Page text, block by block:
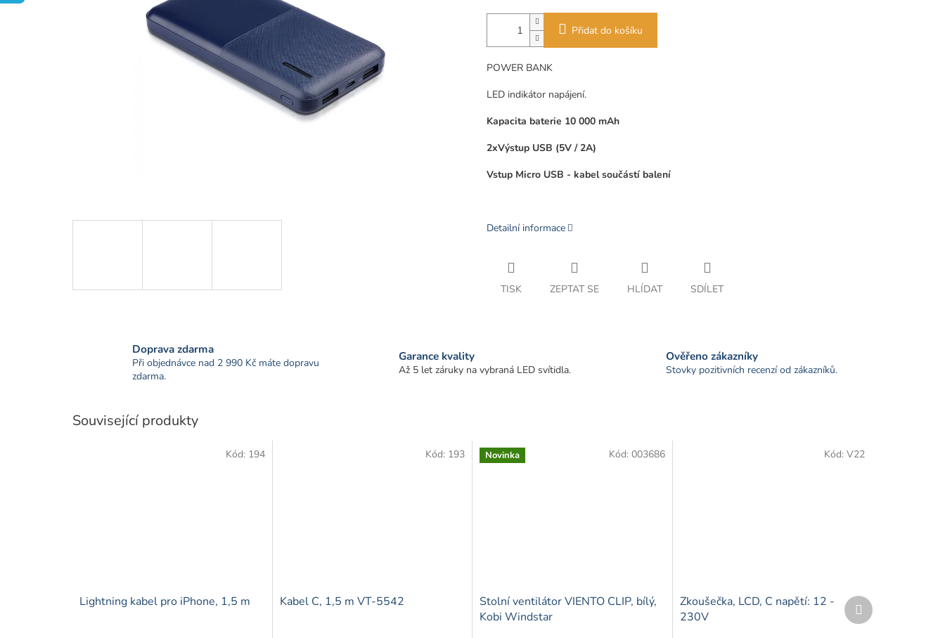
Přidat do košíku
POWER BANK
LED indikátor napájení.
Kapacita baterie 10 000 mAh
2xVýstup USB (5V / 2A)
Vstup Micro USB - kabel součástí balení
Detailní informace
TISK ZEPTAT SE HLÍDAT SDÍLET
Doprava zdarma
Při objednávce nad 2 990 Kč máte dopravu
zdarma.
Garance kvality
Až 5 let záruky na vybraná LED svítidla.
Ověřeno zákazníky
Stovky pozitivních recenzí od zákazníků.
Související produkty
Lightning kabel pro iPhone, 1,5 m
Kód: 194
Kabel C, 1,5 m VT-5542
Kód: 193 Novinka
Stolní ventilátor VIENTO CLIP, bílý,
Kobi Windstar
Kód: 003686
Zkoušečka, LCD, C napětí: 12 -
230V
Kód: V22
Další
produkt